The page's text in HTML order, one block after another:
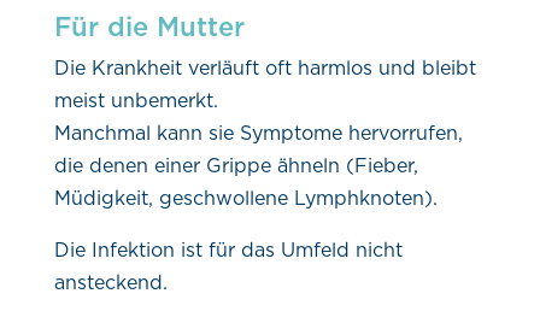
Für die Mutter
Die Krankheit verläuft oft harmlos und bleibt
meist unbemerkt.
Manchmal kann sie Symptome hervorrufen,
die denen einer Grippe ähneln (Fieber,
Müdigkeit, geschwollene Lymphknoten).
Die Infektion ist für das Umfeld nicht
ansteckend.